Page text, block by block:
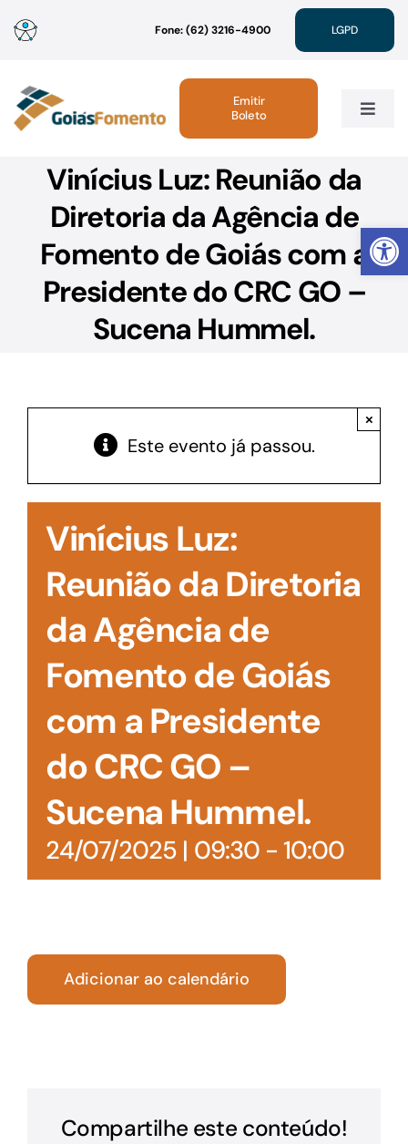
Abrir
para
conteúdo
Fone: (62) 3216-4900 LGPD
Toggle
Institucional
Atendimento
Emitir
Boleto
Vinícius Luz: Reunião da
Diretoria da Agência de
Fomento de Goiás com a
Presidente do CRC GO –
Sucena Hummel.
Este evento já passou.
×
Vinícius Luz:
Reunião da Diretoria
da Agência de
Fomento de Goiás
com a Presidente
do CRC GO –
Sucena Hummel.
24/07/2025 | 09:30- 10:00
Adicionar ao calendário
Compartilhe este conteúdo!